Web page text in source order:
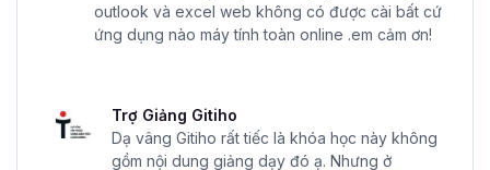
outlook và excel web không có được cài bất cứ
ứng dụng nào máy tính toàn online .em cảm ơn!
Trợ Giảng Gitiho
Dạ vâng Gitiho rất tiếc là khóa học này không
gồm nội dung giảng dạy đó ạ. Nhưng ở